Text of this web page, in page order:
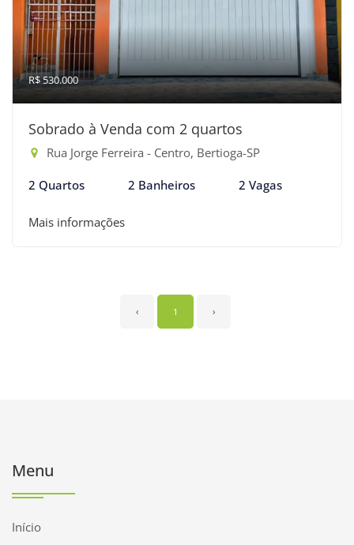
R$ 530.000
Sobrado à Venda com 2 quartos
Rua Jorge Ferreira - Centro, Bertioga-SP
2 Quartos 2 Banheiros 2 Vagas
Mais informações
‹ 1 ›
Menu
Início